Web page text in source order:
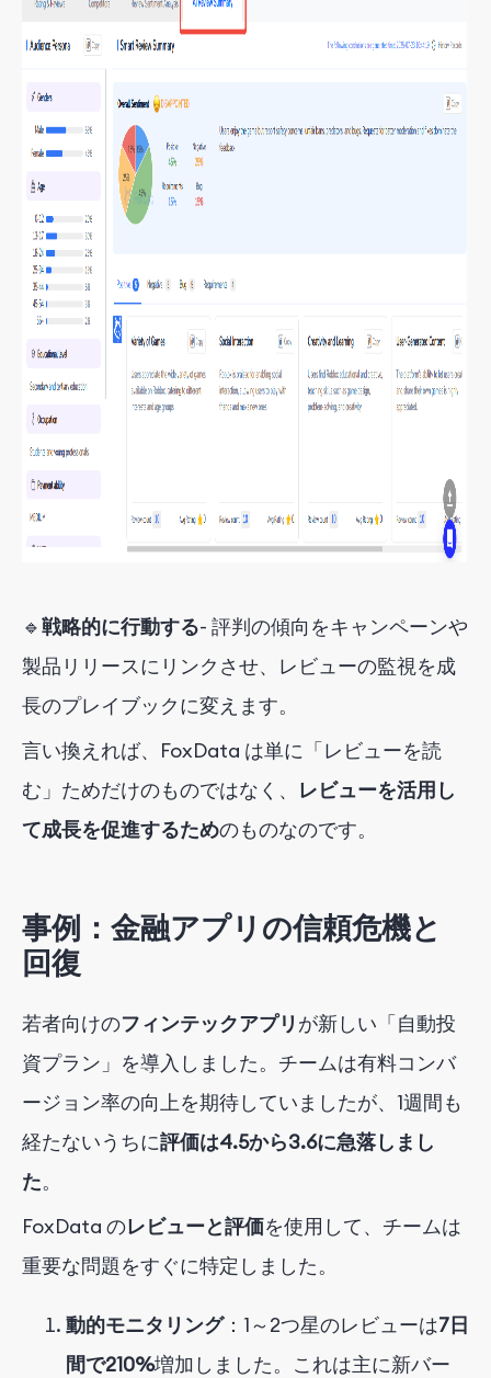
🔹戦略的に行動する- 評判の傾向をキャンペーンや
製品リリースにリンクさせ、レビューの監視を成
長のプレイブックに変えます。
言い換えれば、FoxData は単に「レビューを読
む」ためだけのものではなく、 レビューを活用し
て成長を促進するためのものなのです。
事例：金融アプリの信頼危機と
回復
若者向けのフィンテックアプリ が新しい「自動投
資プラン」を導入しました。チームは有料コンバ
ージョン率の向上を期待していましたが、1週間も
経たないうちに評価は4.5から3.6に急落しまし
た。
FoxData のレビューと評価を使用して、チームは
重要な問題をすぐに特定しました。
動的モニタリング：1～2つ星のレビューは7日
間で210%増加しました。これは主に新バー